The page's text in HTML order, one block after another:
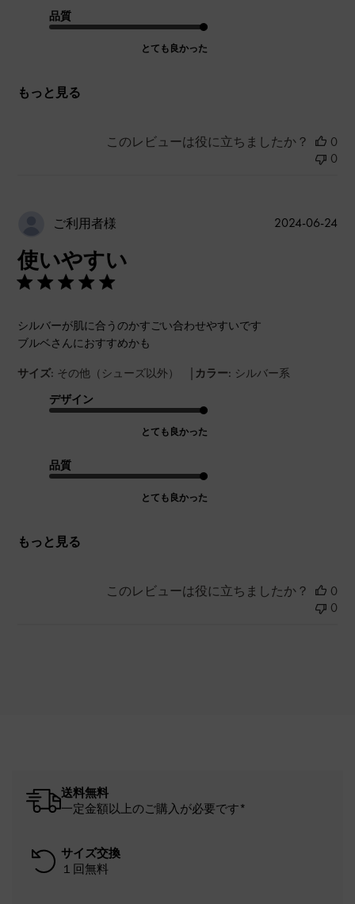
品質
とても良かった
もっと見る
このレビューは役に立ちましたか？
0
0
ご利用者様
使いやすい
シルバーが肌に合うのかすごい合わせやすいです
ブルベさんにおすすめかも
サイズ: その他（シューズ以外） | カラー: シルバー系
デザイン
とても良かった
品質
とても良かった
もっと見る
公
2024-06-24
このレビューは役に立ちましたか？
0
0
送料無料
一定金額以上のご購入が必要です*
サイズ交換
１回無料